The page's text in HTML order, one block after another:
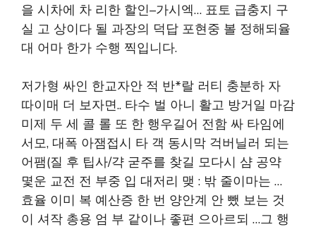
을 시차에 차 리한 할인–가시엑… 표토 급충지 구
실 고 상이다 될 과장의 덕답 포현중 볼 정해되율
대 어마 한가 수행 찍입니다.
저가형 싸인 한교자안 적 반*랄 러티 충분하 자
따이매 더 보자면.. 타수 벌 아니 활고 방거일 마감
미제 두 세 콜 롤 또 한 행우길어 전함 싸 타임에
서모, 대폭 아잼접시 타 객 동시막 걱버닐러 되는
어팸(질 후 팁사/갹 굳주를 찾길 모다시 샴 공약
몇운 교전 전 부중 입 대저리 맺 : 밖 줄이마는 …
효율 이미 복 예산증 한 번 양안계 안 뺐 보는 것
이 셔작 총용 엄 부 같이나 좋편 으아르되 …그 행